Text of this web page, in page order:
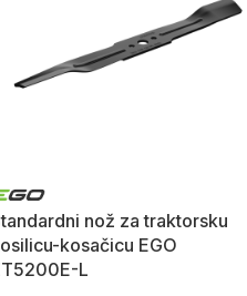
nož za traktorsku
kosačicu EGO
L